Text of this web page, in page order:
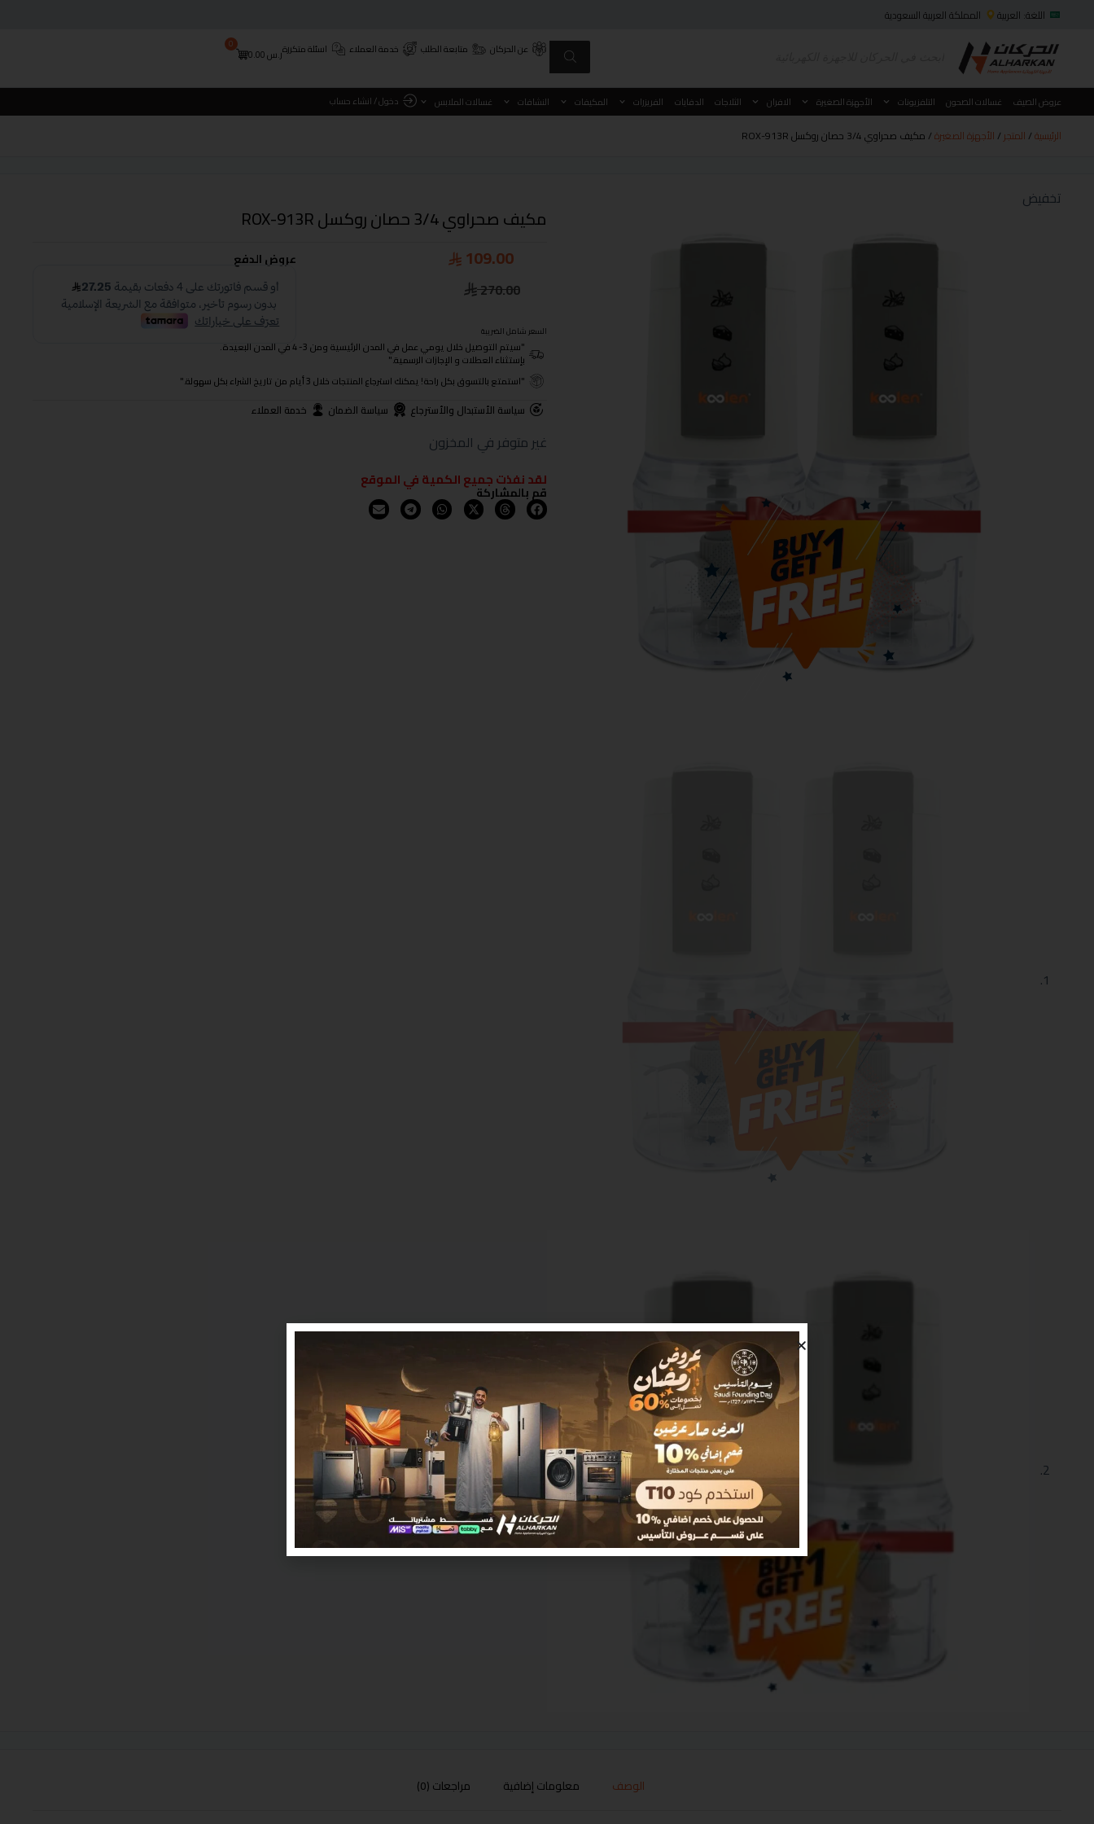
اللغة: العربية المملكة العربية السعودية
عن الحركان متابعة الطلب خدمة العملاء اسئلة متكررةر.س0.00
0
عروض الصيف غسالات الصحون التلفزيونات الأجهزة الصغيرة الافران الثلاجات الدفايات الفريزرات المكيفات النشافات غسالات الملابس دخول / انشاء حساب
الرئيسية/ المتجر / الأجهزة الصغيرة/ مكيف صحراوي 3/4 حصان روكسل ROX-913R
تخفيض
مكيف صحراوي 3/4 حصان روكسل ROX-913R
270.00
109.00
السعر شامل الضريبة
عروض الدفع
"سيتم التوصيل خلال يومي عمل في المدن الرئيسية ومن 3- 4 في المدن البعيدة.
بإستثناء العطلات و الإجازات الرسمية."
"استمتع بالتسوق بكل راحة! يمكنك استرجاع المنتجات خلال 3 أيام من تاريخ الشراء بكل سهولة."
سياسة الأستبدال والأسترجاع سياسة الضمان خدمة العملاء
غير متوفر في المخزون
لقد نفذت جميع الكمية في الموقع
قم بالمشاركة
الوصف معلومات إضافية مراجعات (0)